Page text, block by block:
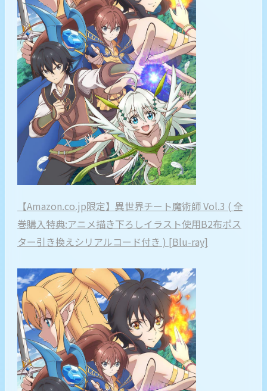
【Amazon.co.jp限定】異世界チート魔術師 Vol.3 ( 全
巻購入特典:アニメ描き下ろしイラスト使用B2布ポス
ター引き換えシリアルコード付き ) [Blu-ray]